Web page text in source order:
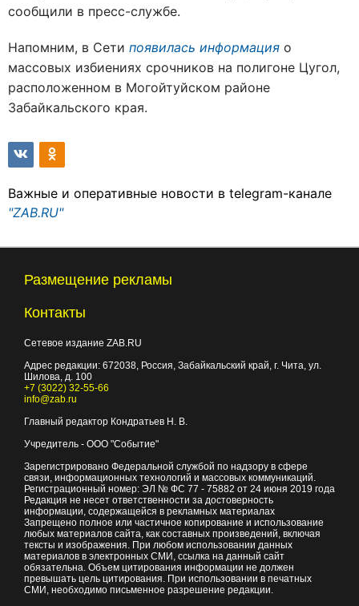
сообщили в пресс-службе.
Напомним, в Сети появилась информация о
массовых избиениях срочников на полигоне Цугол,
расположенном в Могойтуйском районе
Забайкальского края.
Важные и оперативные новости в telegram-канале
"ZAB.RU"
Размещение рекламы
Контакты
Сетевое издание ZAB.RU
Адрес редакции: 672038, Россия, Забайкальский край, г. Чита, ул.
Шилова, д. 100
+7 (3022) 32-55-66
info@zab.ru
Главный редактор Кондратьев Н. В.
Учредитель - ООО "Событие"
Зарегистрировано Федеральной службой по надзору в сфере
связи, информационных технологий и массовых коммуникаций.
Регистрационный номер: ЭЛ № ФС 77 - 75882 от 24 июня 2019 года
Редакция не несет ответственности за достоверность
информации, содержащейся в рекламных материалах
Запрещено полное или частичное копирование и использование
любых материалов сайта, как составных произведений, включая
тексты и изображения. При любом использовании данных
материалов в электронных СМИ, ссылка на данный сайт
обязательна. Объем цитирования информации не должен
превышать цель цитирования. При использовании в печатных
СМИ, необходимо письменное разрешение редакции.